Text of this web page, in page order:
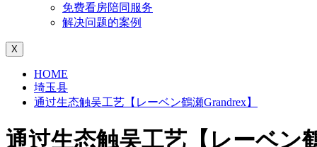
免费看房陪同服务
解决问题的案例
X
HOME
埼玉县
通过生态触吴工艺【レーベン鶴瀬Grandrex】
通过生态触吴工艺【レーベン